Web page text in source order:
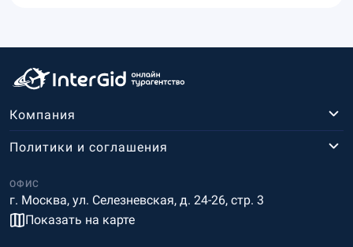
Компания
ОФИС
г. Москва, ул. Селезневская, д. 24-26, стр. 3
Показать на карте
Политики и соглашения